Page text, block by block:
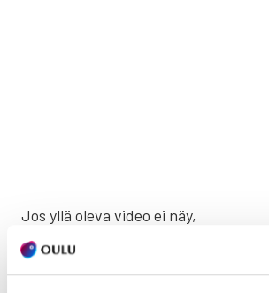
Jos yllä ole­va video ei näy,
salli kaikki evästeet selaimessasi tästä